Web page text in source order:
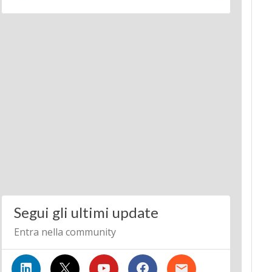
Segui gli ultimi update
Entra nella community